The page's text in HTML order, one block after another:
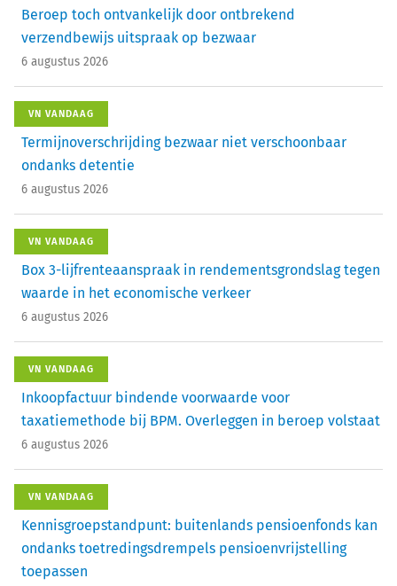
Beroep toch ontvankelijk door ontbrekend
verzendbewijs uitspraak op bezwaar
6 augustus 2026
VN VANDAAG
Termijnoverschrijding bezwaar niet verschoonbaar
ondanks detentie
6 augustus 2026
VN VANDAAG
Box 3-lijfrenteaanspraak in rendementsgrondslag tegen
waarde in het economische verkeer
6 augustus 2026
VN VANDAAG
Inkoopfactuur bindende voorwaarde voor
taxatiemethode bij BPM. Overleggen in beroep volstaat
6 augustus 2026
VN VANDAAG
Kennisgroepstandpunt: buitenlands pensioenfonds kan
ondanks toetredingsdrempels pensioenvrijstelling
toepassen